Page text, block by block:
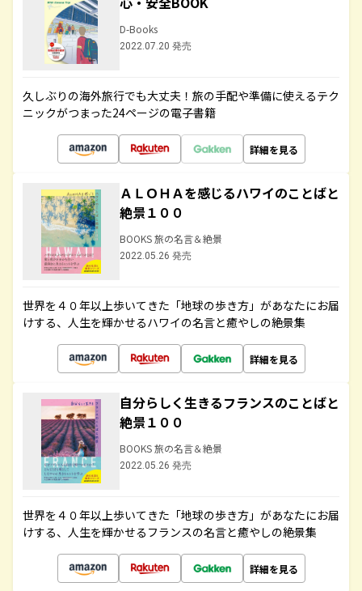
D-Books
2022.07.20 発売
久しぶりの海外旅行でも大丈夫！旅の手配や準備に使えるテク
ニックがつまった24ページの電子書籍
詳細を見る
ＡＬＯＨＡを感じるハワイのことばと
絶景１００
BOOKS 旅の名言＆絶景
2022.05.26 発売
世界を４０年以上歩いてきた「地球の歩き方」があなたにお届
けする、人生を輝かせるハワイの名言と癒やしの絶景集
詳細を見る
自分らしく生きるフランスのことばと
絶景１００
BOOKS 旅の名言＆絶景
2022.05.26 発売
世界を４０年以上歩いてきた「地球の歩き方」があなたにお届
けする、人生を輝かせるフランスの名言と癒やしの絶景集
詳細を見る